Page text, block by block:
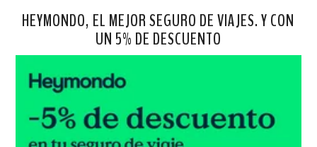
HEYMONDO, EL MEJOR SEGURO DE VIAJES. Y CON
UN 5% DE DESCUENTO